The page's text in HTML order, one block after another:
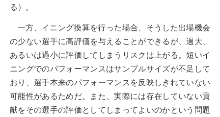
る）。
一方、イニング換算を行った場合、そうした出場機会
の少ない選手に高評価を与えることができるが、過大、
あるいは過小に評価してしまうリスクは上がる。短いイ
ニングでのパフォーマンスはサンプルサイズが不足して
おり、選手本来のパフォーマンスを反映しきれていない
可能性があるためだ。また、実際には存在していない貢
献をその選手の評価としてしまってよいのかという問題